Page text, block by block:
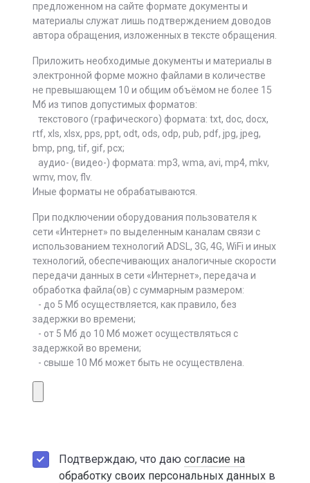
предложенном на сайте формате документы и
материалы служат лишь подтверждением доводов
автора обращения, изложенных в тексте обращения.
Приложить необходимые документы и материалы в
электронной форме можно файлами в количестве
не превышающем 10 и общим объёмом не более 15
Мб из типов допустимых форматов:
текстового (графического) формата: txt, doc, docx,
rtf, xls, xlsx, pps, ppt, odt, ods, odp, pub, pdf, jpg, jpeg,
bmp, png, tif, gif, pcx;
аудио- (видео-) формата: mp3, wma, avi, mp4, mkv,
wmv, mov, flv.
Иные форматы не обрабатываются.
При подключении оборудования пользователя к
сети «Интернет» по выделенным каналам связи с
использованием технологий ADSL, 3G, 4G, WiFi и иных
технологий, обеспечивающих аналогичные скорости
передачи данных в сети «Интернет», передача и
обработка файла(ов) с суммарным размером:
- до 5 Мб осуществляется, как правило, без
задержки во времени;
- от 5 Мб до 10 Мб может осуществляться с
задержкой во времени;
- свыше 10 Мб может быть не осуществлена.
Подтверждаю, что даю согласие на
обработку своих персональных данных в